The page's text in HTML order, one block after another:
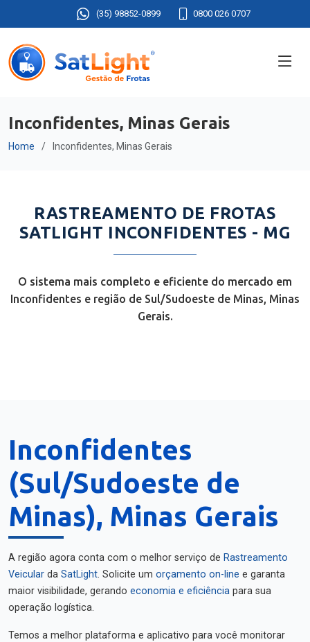
(35) 98852-0899 0800 026 0707
Inconfidentes, Minas Gerais
Home Inconfidentes, Minas Gerais
RASTREAMENTO DE FROTAS
SATLIGHT INCONFIDENTES - MG
O sistema mais completo e eficiente do mercado em
Inconfidentes e região de Sul/Sudoeste de Minas, Minas
Gerais.
Inconfidentes
(Sul/Sudoeste de
Minas), Minas Gerais
A região agora conta com o melhor serviço de Rastreamento
Veicular da SatLight. Solicite um orçamento on-line e garanta
maior visibilidade, gerando economia e eficiência para sua
operação logística.
Temos a melhor plataforma e aplicativo para você monitorar